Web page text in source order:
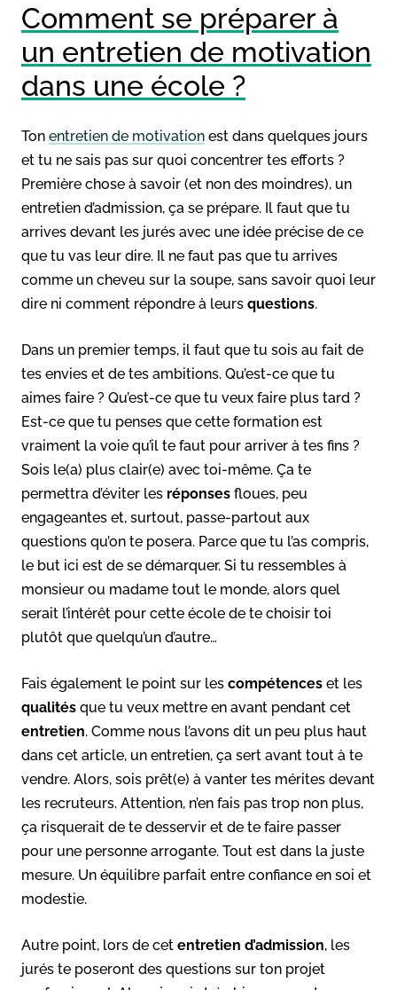
Comment se préparer à
un entretien de motivation
dans une école ?
Ton entretien de motivation est dans quelques jours
et tu ne sais pas sur quoi concentrer tes efforts ?
Première chose à savoir (et non des moindres), un
entretien d’admission, ça se prépare. Il faut que tu
arrives devant les jurés avec une idée précise de ce
que tu vas leur dire. Il ne faut pas que tu arrives
comme un cheveu sur la soupe, sans savoir quoi leur
dire ni comment répondre à leurs questions.
Dans un premier temps, il faut que tu sois au fait de
tes envies et de tes ambitions. Qu’est-ce que tu
aimes faire ? Qu’est-ce que tu veux faire plus tard ?
Est-ce que tu penses que cette formation est
vraiment la voie qu’il te faut pour arriver à tes fins ?
Sois le(a) plus clair(e) avec toi-même. Ça te
permettra d’éviter les réponses floues, peu
engageantes et, surtout, passe-partout aux
questions qu’on te posera. Parce que tu l’as compris,
le but ici est de se démarquer. Si tu ressembles à
monsieur ou madame tout le monde, alors quel
serait l’intérêt pour cette école de te choisir toi
plutôt que quelqu’un d’autre…
Fais également le point sur les compétences et les
qualités que tu veux mettre en avant pendant cet
entretien. Comme nous l’avons dit un peu plus haut
dans cet article, un entretien, ça sert avant tout à te
vendre. Alors, sois prêt(e) à vanter tes mérites devant
les recruteurs. Attention, n’en fais pas trop non plus,
ça risquerait de te desservir et de te faire passer
pour une personne arrogante. Tout est dans la juste
mesure. Un équilibre parfait entre confiance en soi et
modestie.
Autre point, lors de cet entretien d’admission, les
jurés te poseront des questions sur ton projet